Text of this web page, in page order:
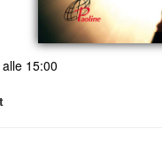
15:00